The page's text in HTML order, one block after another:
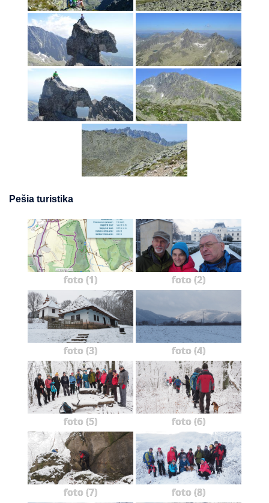
Pešia turistika
foto (1) foto (2)
foto (3) foto (4)
foto (5) foto (6)
foto (7) foto (8)